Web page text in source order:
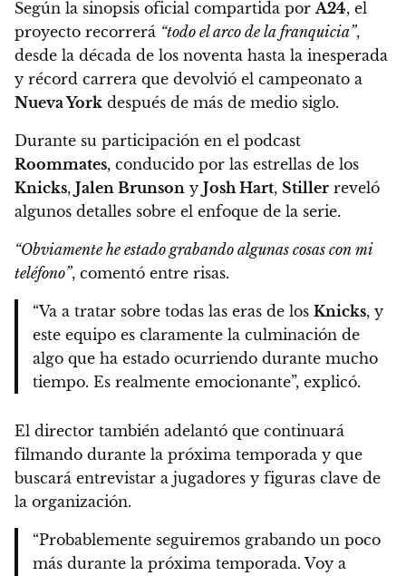
Según la sinopsis oficial compartida por A24, el
proyecto recorrerá “todo el arco de la franquicia”,
desde la década de los noventa hasta la inesperada
y récord carrera que devolvió el campeonato a
Nueva York después de más de medio siglo.
Durante su participación en el podcast
Roommates, conducido por las estrellas de los
Knicks, Jalen Brunson y Josh Hart, Stiller reveló
algunos detalles sobre el enfoque de la serie.
“Obviamente he estado grabando algunas cosas con mi
teléfono”, comentó entre risas.
“Va a tratar sobre todas las eras de los Knicks, y
este equipo es claramente la culminación de
algo que ha estado ocurriendo durante mucho
tiempo. Es realmente emocionante”, explicó.
El director también adelantó que continuará
filmando durante la próxima temporada y que
buscará entrevistar a jugadores y figuras clave de
la organización.
“Probablemente seguiremos grabando un poco
más durante la próxima temporada. Voy a